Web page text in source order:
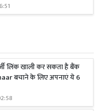
लिंक खाली कर सकता है बैंक
बचाने के लिए अपनाएं ये 6